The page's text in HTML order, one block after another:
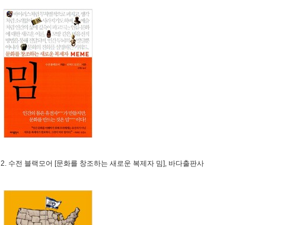
2. 수전 블랙모어 [문화를 창조하는 새로운 복제자 밈], 바다출판사